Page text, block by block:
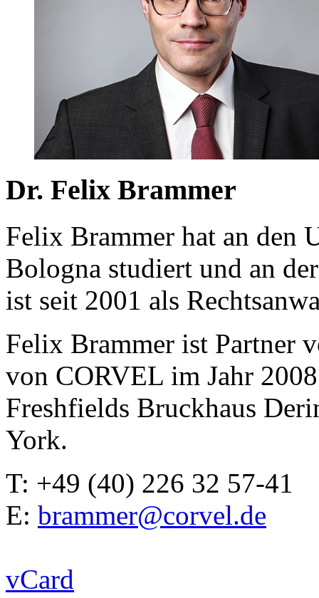
Dr. Felix Brammer
Felix Brammer hat an den
Bologna studiert und an
ist seit 2001 als
Felix Brammer ist Partner
von CORVEL im Jahr
Freshfields Bruckhaus
York.
T: +49 (40) 226 32 57-41
E: brammer@corvel.de
vCard